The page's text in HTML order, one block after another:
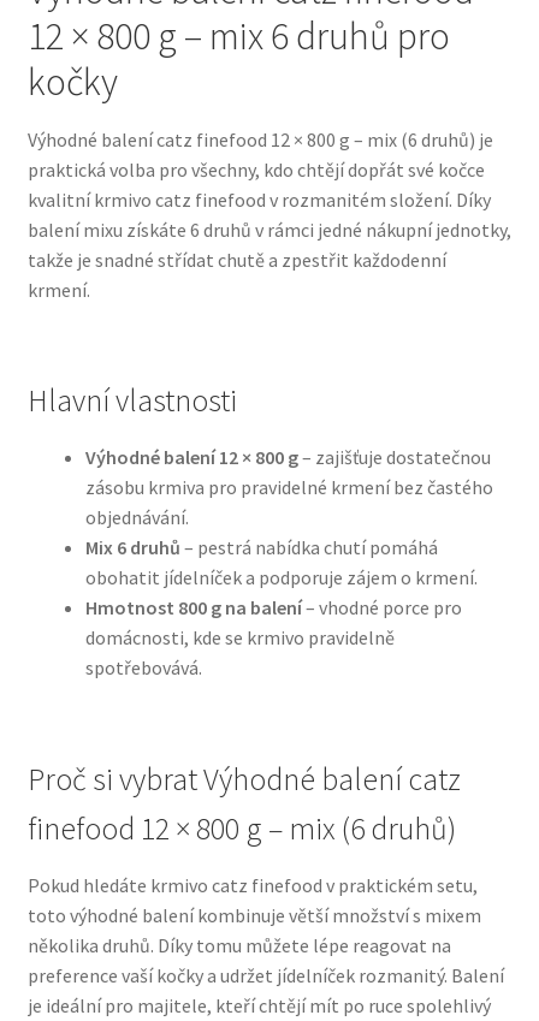
Bozita pro psy — Švédské krmivo s nordickou kvalitou
Granule pro psy
Natural Trainer pro psy — Italské krmivo s
přírodními složkami
Hill’s pro psy
Hračky pro psy
Konzervy a kapsičky pro psy
N&D Farmina pro psy — Italské holistic krmivo
Oblečky pro psy
Pelíšky pro psy
Přepravky pro psy
Purizon pro psy — Vysoký obsah masa, bez obilovin
12 × 800 g – mix 6 druhů pro
kočky
Výhodné balení catz finefood 12 × 800 g – mix (6 druhů) je
praktická volba pro všechny, kdo chtějí dopřát své kočce
kvalitní krmivo catz finefood v rozmanitém složení. Díky
balení mixu získáte 6 druhů v rámci jedné nákupní jednotky,
takže je snadné střídat chutě a zpestřit každodenní
krmení.
Hlavní vlastnosti
Výhodné balení 12 × 800 g– zajišťuje dostatečnou
zásobu krmiva pro pravidelné krmení bez častého
objednávání.
Mix 6 druhů – pestrá nabídka chutí pomáhá
obohatit jídelníček a podporuje zájem o krmení.
Hmotnost 800 g na balení– vhodné porce pro
domácnosti, kde se krmivo pravidelně
spotřebovává.
Proč si vybrat Výhodné balení catz
finefood 12 × 800 g – mix (6 druhů)
Pokud hledáte krmivo catz finefood v praktickém setu,
toto výhodné balení kombinuje větší množství s mixem
několika druhů. Díky tomu můžete lépe reagovat na
preference vaší kočky a udržet jídelníček rozmanitý. Balení
je ideální pro majitele, kteří chtějí mít po ruce spolehlivý